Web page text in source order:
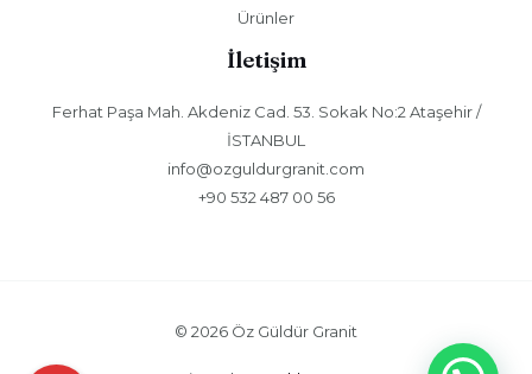
Ürünler
İletişim
Ferhat Paşa Mah. Akdeniz Cad. 53. Sokak No:2 Ataşehir /
İSTANBUL
info@ozguldurgranit.com
+90 532 487 00 56
© 2026 Öz Güldür Granit